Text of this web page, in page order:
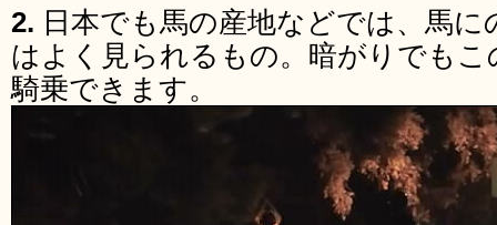
2. 日本でも馬の産地などでは、馬
はよく見られるもの。暗がりでも
騎乗できます。